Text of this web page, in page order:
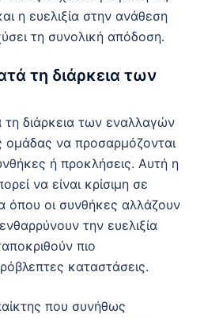
η ευελιξία στην ανάθεση
τη συνολική απόδοση.
τη διάρκεια των
τη διάρκεια των εναλλαγών
ομάδας να προσαρμόζονται
ή προκλήσεις. Αυτή η
να είναι κρίσιμη σε
όπου οι συνθήκες αλλάζουν
την ευελιξία
πιο
καταστάσεις.
που συνήθως